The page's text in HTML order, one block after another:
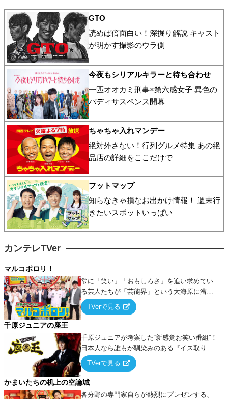
GTO
読めば倍面白い！深掘り解説 キャスト
が明かす撮影のウラ側
今夜もシリアルキラーと待ち合わせ
一匹オオカミ刑事×第六感女子 異色の
バディサスペンス開幕
ちゃちゃ入れマンデー
絶対外さない！行列グルメ特集 あの絶
品店の詳細をここだけで
フットマップ
知らなきゃ損なお出かけ情報！ 週末行
きたいスポットいっぱい
カンテレTVer
マルコポロリ！
常に「笑い」「おもしろさ」を追い求めてい
る芸人たちが「芸能界」という大海原に漕ぎ
出でて、新たなオモシロ人間を発掘する！
TVerで見る
千原ジュニアの座王
千原ジュニアが考案した“新感覚お笑い番組”！
日本人なら誰もが馴染みのある『イス取りゲ
ーム』をベースに、大喜利・ギャグ・モノボ
ケ・歌…など様々なお題で芸人がショートネ
タを競い合う！
TVerで見る
かまいたちの机上の空論城
各分野の専門家自らが熱烈にプレゼンする、